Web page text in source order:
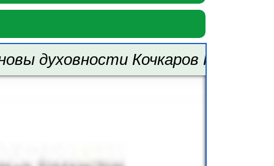
духовности Кочкаров Р. 8